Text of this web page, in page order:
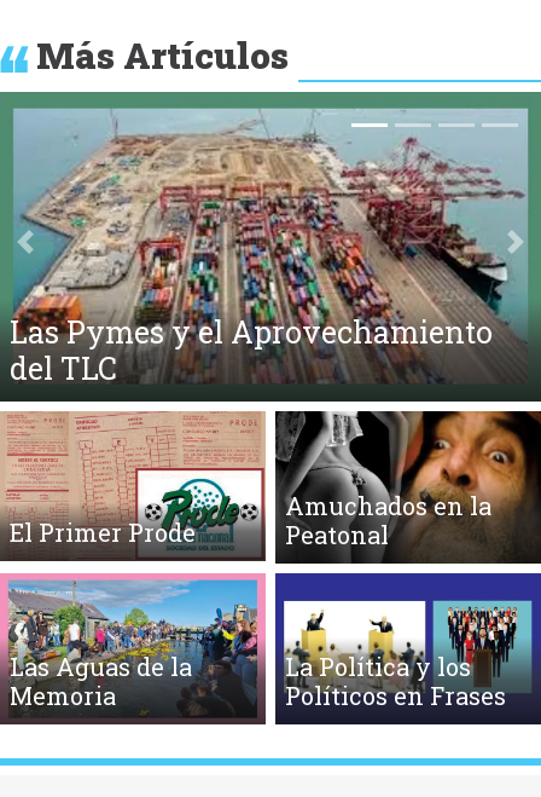
Más Artículos
Flota Mercante del Estado
Anterior
El Primer Prode
Amuchados en la
Peatonal
Las Aguas de la
Memoria
La Política y los
Políticos en Frases